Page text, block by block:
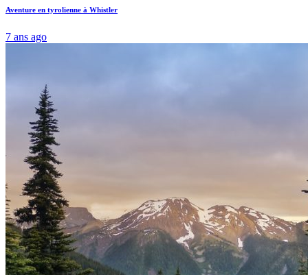
Aventure en tyrolienne à Whistler
7 ans ago